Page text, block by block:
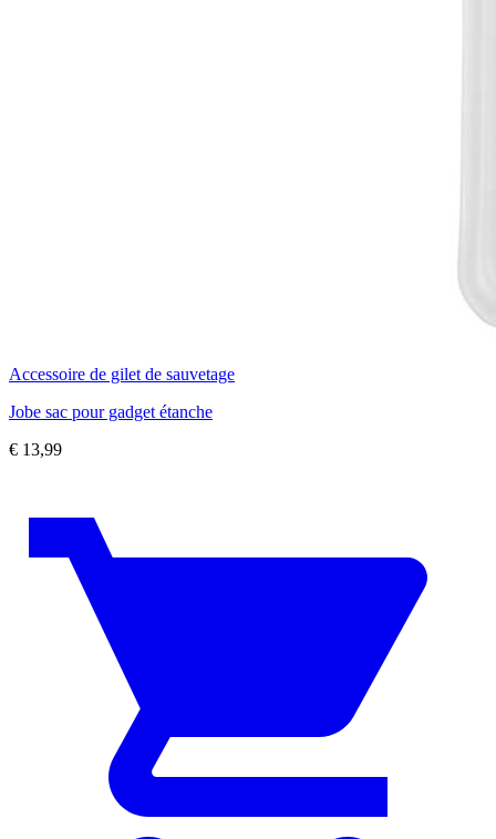
Accessoire de gilet de sauvetage
Jobe sac pour gadget étanche
€ 13,99